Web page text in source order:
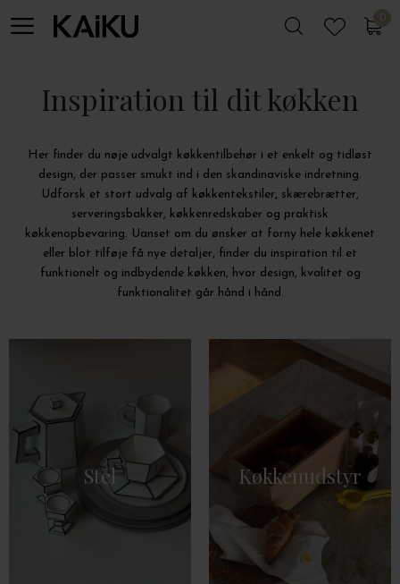
0
0
Inspiration til dit køkken
Her finder du nøje udvalgt køkkentilbehør i et enkelt og tidløst
design, der passer smukt ind i den skandinaviske indretning.
Udforsk et stort udvalg af køkkentekstiler, skærebrætter,
serveringsbakker, køkkenredskaber og praktisk
køkkenopbevaring. Uanset om du ønsker at forny hele køkkenet
eller blot tilføje få nye detaljer, finder du inspiration til et
funktionelt og indbydende køkken, hvor design, kvalitet og
funktionalitet går hånd i hånd.
Stel Køkkenudstyr